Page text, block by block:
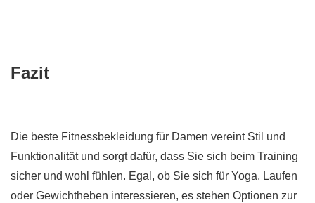
Fazit
Die beste Fitnessbekleidung für Damen vereint Stil und
Funktionalität und sorgt dafür, dass Sie sich beim Training
sicher und wohl fühlen. Egal, ob Sie sich für Yoga, Laufen
oder Gewichtheben interessieren, es stehen Optionen zur